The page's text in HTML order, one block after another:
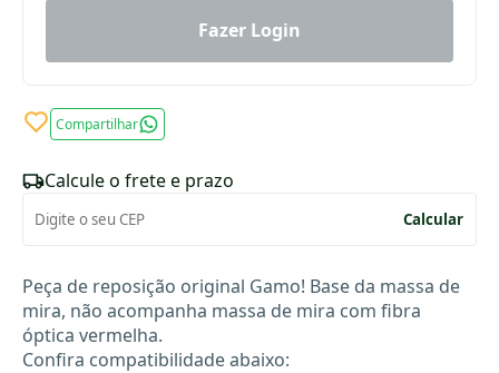
Fazer Login
Compartilhar
Calcule o frete e prazo
Calcular
Peça de reposição original Gamo! Base da massa de
mira, não acompanha massa de mira com fibra
óptica vermelha.
Confira compatibilidade abaixo: